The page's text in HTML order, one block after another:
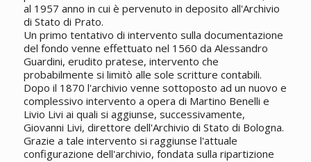
al 1957 anno in cui è pervenuto in deposito all'Archivio
di Stato di Prato.
Un primo tentativo di intervento sulla documentazione
del fondo venne effettuato nel 1560 da Alessandro
Guardini, erudito pratese, intervento che
probabilmente si limitò alle sole scritture contabili.
Dopo il 1870 l'archivio venne sottoposto ad un nuovo e
complessivo intervento a opera di Martino Benelli e
Livio Livi ai quali si aggiunse, successivamente,
Giovanni Livi, direttore dell'Archivio di Stato di Bologna.
Grazie a tale intervento si raggiunse l'attuale
configurazione dell'archivio, fondata sulla ripartizione